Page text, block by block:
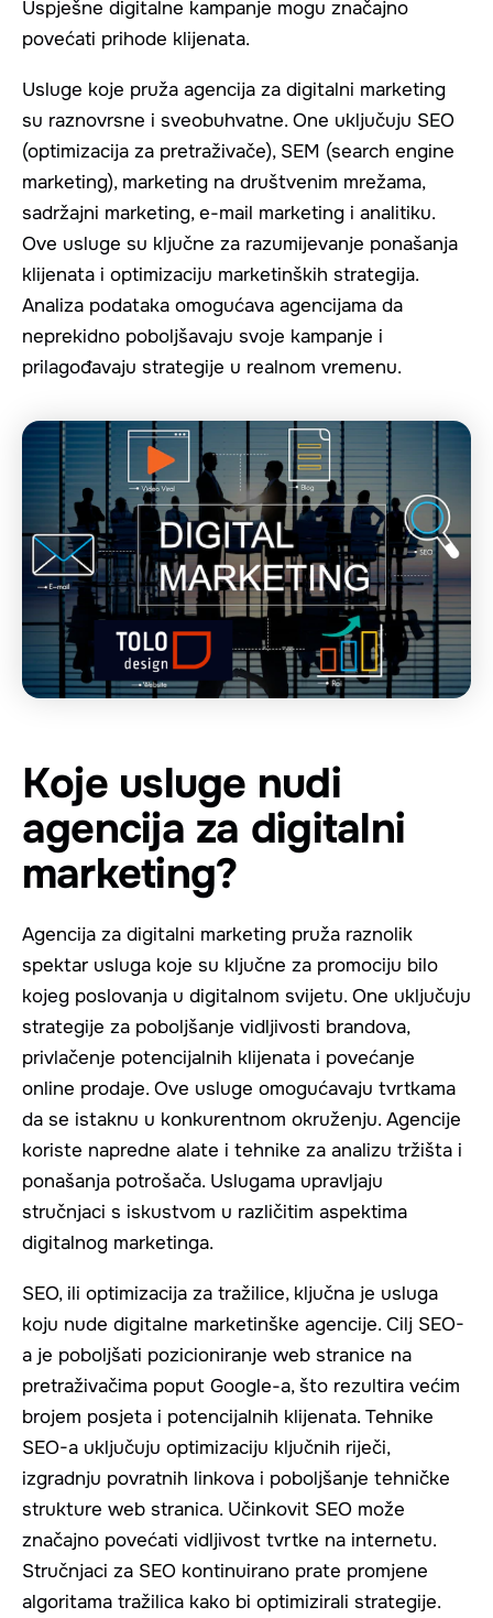
Uspješne digitalne kampanje mogu značajno
povećati prihode klijenata.
Usluge koje pruža agencija za digitalni marketing
su raznovrsne i sveobuhvatne. One uključuju SEO
(optimizacija za pretraživače), SEM (search engine
marketing), marketing na društvenim mrežama,
sadržajni marketing, e-mail marketing i analitiku.
Ove usluge su ključne za razumijevanje ponašanja
klijenata i optimizaciju marketinških strategija.
Analiza podataka omogućava agencijama da
neprekidno poboljšavaju svoje kampanje i
prilagođavaju strategije u realnom vremenu.
Koje usluge nudi
agencija za digitalni
marketing?
Agencija za digitalni marketing pruža raznolik
spektar usluga koje su ključne za promociju bilo
kojeg poslovanja u digitalnom svijetu. One uključuju
strategije za poboljšanje vidljivosti brandova,
privlačenje potencijalnih klijenata i povećanje
online prodaje. Ove usluge omogućavaju tvrtkama
da se istaknu u konkurentnom okruženju. Agencije
koriste napredne alate i tehnike za analizu tržišta i
ponašanja potrošača. Uslugama upravljaju
stručnjaci s iskustvom u različitim aspektima
digitalnog marketinga.
SEO, ili optimizacija za tražilice, ključna je usluga
koju nude digitalne marketinške agencije. Cilj SEO-
a je poboljšati pozicioniranje web stranice na
pretraživačima poput Google-a, što rezultira većim
brojem posjeta i potencijalnih klijenata. Tehnike
SEO-a uključuju optimizaciju ključnih riječi,
izgradnju povratnih linkova i poboljšanje tehničke
strukture web stranica. Učinkovit SEO može
značajno povećati vidljivost tvrtke na internetu.
Stručnjaci za SEO kontinuirano prate promjene
algoritama tražilica kako bi optimizirali strategije.